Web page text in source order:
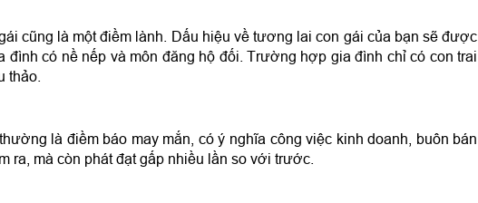
cũng là một điềm lành. Dấu hiệu về tương lai con gái của bạn sẽ được
đình có nề nếp và môn đăng hộ đối. Trường hợp gia đình chỉ có con trai
thảo.
là điềm báo may mắn, có ý nghĩa công việc kinh doanh, buôn bán
ra, mà còn phát đạt gấp nhiều lần so với trước.